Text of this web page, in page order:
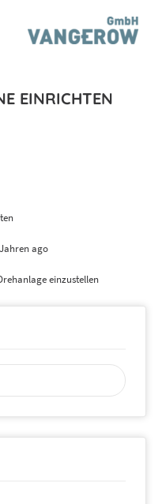
EINRICHTEN
ago
einzustellen